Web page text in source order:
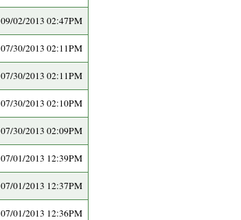
09/02/2013 02:47PM
07/30/2013 02:11PM
07/30/2013 02:11PM
07/30/2013 02:10PM
07/30/2013 02:09PM
07/01/2013 12:39PM
07/01/2013 12:37PM
07/01/2013 12:36PM